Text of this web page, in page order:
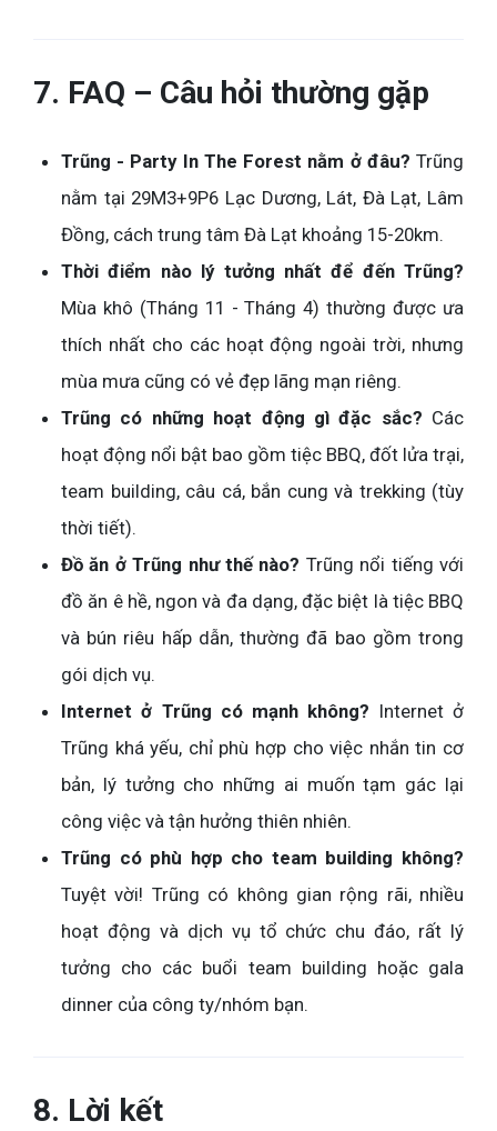
7. FAQ – Câu hỏi thường gặp
Trũng - Party In The Forest nằm ở đâu? Trũng
nằm tại 29M3+9P6 Lạc Dương, Lát, Đà Lạt, Lâm
Đồng, cách trung tâm Đà Lạt khoảng 15-20km.
Thời điểm nào lý tưởng nhất để đến Trũng?
Mùa khô (Tháng 11 - Tháng 4) thường được ưa
thích nhất cho các hoạt động ngoài trời, nhưng
mùa mưa cũng có vẻ đẹp lãng mạn riêng.
Trũng có những hoạt động gì đặc sắc? Các
hoạt động nổi bật bao gồm tiệc BBQ, đốt lửa trại,
team building, câu cá, bắn cung và trekking (tùy
thời tiết).
Đồ ăn ở Trũng như thế nào? Trũng nổi tiếng với
đồ ăn ê hề, ngon và đa dạng, đặc biệt là tiệc BBQ
và bún riêu hấp dẫn, thường đã bao gồm trong
gói dịch vụ.
Internet ở Trũng có mạnh không? Internet ở
Trũng khá yếu, chỉ phù hợp cho việc nhắn tin cơ
bản, lý tưởng cho những ai muốn tạm gác lại
công việc và tận hưởng thiên nhiên.
Trũng có phù hợp cho team building không?
Tuyệt vời! Trũng có không gian rộng rãi, nhiều
hoạt động và dịch vụ tổ chức chu đáo, rất lý
tưởng cho các buổi team building hoặc gala
dinner của công ty/nhóm bạn.
8. Lời kết